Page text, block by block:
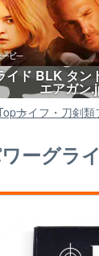
イド BLK タン
エアガン
ナイフ・刀剣類
ーグラ